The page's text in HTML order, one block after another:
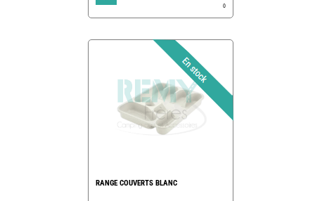
0
RANGE COUVERTS BLANC